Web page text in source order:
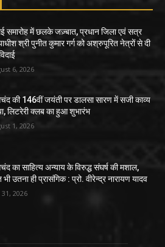
समारोह में छलके जज़्बात, प्रधान जिला एवं सत्र
श्री पुनीत कुमार गर्ग को अश्रुपूरित नेत्रों से दी
6, 2026
की 146वीं जयंती पर डालसा सारण में सजी काव्य
लिटरेरी क्लब का हुआ शुभारंभ
1, 2026
का साहित्य अन्याय के विरुद्ध संघर्ष की मशाल,
उतना ही प्रासंगिक : प्रो. वीरेन्द्र नारायण यादव
31, 2026